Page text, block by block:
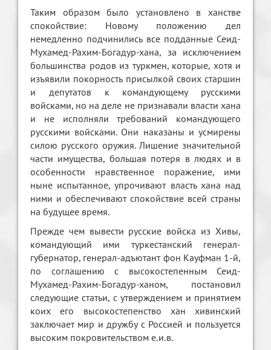
Таким образом было установлено в ханстве
спокойствие: Новому положению дел
немедленно подчинились все подданные Сеид-
Мухамед-Рахим-Богадур-хана, за исключением
большинства родов из туркмен, которые, хотя и
изъявили покорность присылкой своих старшин
и депутатов к командующему русскими
войсками, но на деле не признавали власти хана
и не исполняли требований командующего
русскими войсками. Они наказаны и усмирены
силою русского оружия. Лишение значительной
части имущества, большая потеря в людях и в
особенности нравственное поражение, ими
ныне испытанное, упрочивают власть хана над
ними и обеспечивают спокойствие всей страны
на будущее время.
Прежде чем вывести русские войска из Хивы,
командующий ими туркестанский генерал-
губернатор, генерал-адъютант фон Кауфман 1-й,
по соглашению с высокостепенным Сеид-
Мухамед-Рахим-Богадур-ханом, постановил
следующие статьи, с утверждением и принятием
коих его высокостепенство хан хивинский
заключает мир и дружбу с Россией и пользуется
высоким покровительством е.и.в.